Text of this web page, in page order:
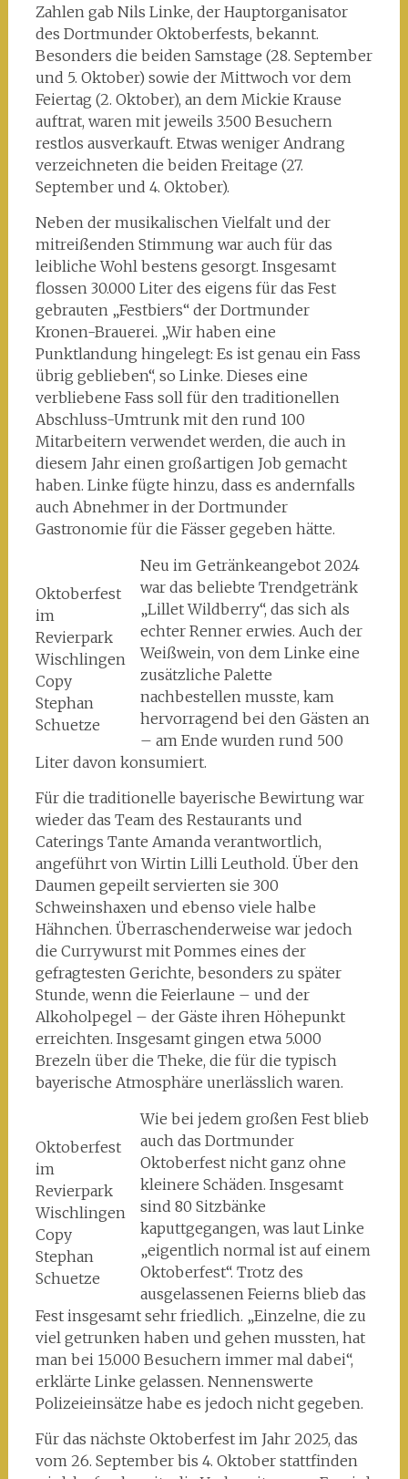
Zahlen gab Nils Linke, der Hauptorganisator
des Dortmunder Oktoberfests, bekannt.
Besonders die beiden Samstage (28. September
und 5. Oktober) sowie der Mittwoch vor dem
Feiertag (2. Oktober), an dem Mickie Krause
auftrat, waren mit jeweils 3.500 Besuchern
restlos ausverkauft. Etwas weniger Andrang
verzeichneten die beiden Freitage (27.
September und 4. Oktober).
Neben der musikalischen Vielfalt und der
mitreißenden Stimmung war auch für das
leibliche Wohl bestens gesorgt. Insgesamt
flossen 30.000 Liter des eigens für das Fest
gebrauten „Festbiers“ der Dortmunder
Kronen-Brauerei. „Wir haben eine
Punktlandung hingelegt: Es ist genau ein Fass
übrig geblieben“, so Linke. Dieses eine
verbliebene Fass soll für den traditionellen
Abschluss-Umtrunk mit den rund 100
Mitarbeitern verwendet werden, die auch in
diesem Jahr einen großartigen Job gemacht
haben. Linke fügte hinzu, dass es andernfalls
auch Abnehmer in der Dortmunder
Gastronomie für die Fässer gegeben hätte.
Oktoberfest
im
Revierpark
Wischlingen
Copy
Stephan
Schuetze
Neu im Getränkeangebot 2024
war das beliebte Trendgetränk
„Lillet Wildberry“, das sich als
echter Renner erwies. Auch der
Weißwein, von dem Linke eine
zusätzliche Palette
nachbestellen musste, kam
hervorragend bei den Gästen an
– am Ende wurden rund 500
Liter davon konsumiert.
Für die traditionelle bayerische Bewirtung war
wieder das Team des Restaurants und
Caterings Tante Amanda verantwortlich,
angeführt von Wirtin Lilli Leuthold. Über den
Daumen gepeilt servierten sie 300
Schweinshaxen und ebenso viele halbe
Hähnchen. Überraschenderweise war jedoch
die Currywurst mit Pommes eines der
gefragtesten Gerichte, besonders zu später
Stunde, wenn die Feierlaune – und der
Alkoholpegel – der Gäste ihren Höhepunkt
erreichten. Insgesamt gingen etwa 5.000
Brezeln über die Theke, die für die typisch
bayerische Atmosphäre unerlässlich waren.
Oktoberfest
im
Revierpark
Wischlingen
Copy
Stephan
Schuetze
Wie bei jedem großen Fest blieb
auch das Dortmunder
Oktoberfest nicht ganz ohne
kleinere Schäden. Insgesamt
sind 80 Sitzbänke
kaputtgegangen, was laut Linke
„eigentlich normal ist auf einem
Oktoberfest“. Trotz des
ausgelassenen Feierns blieb das
Fest insgesamt sehr friedlich. „Einzelne, die zu
viel getrunken haben und gehen mussten, hat
man bei 15.000 Besuchern immer mal dabei“,
erklärte Linke gelassen. Nennenswerte
Polizeieinsätze habe es jedoch nicht gegeben.
Für das nächste Oktoberfest im Jahr 2025, das
vom 26. September bis 4. Oktober stattfinden